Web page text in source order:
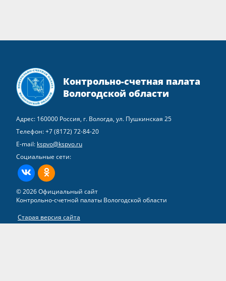
Контрольно-счетная палата
Вологодской области
Адрес: 160000 Россия, г. Вологда, ул. Пушкинская 25
Телефон:+7 (8172) 72-84-20
E-mail: kspvo@kspvo.ru
Социальные сети:
ВКонтактеОдноклассники
© 2026 Официальный сайт
Контрольно-счетной палаты Вологодской области
Старая версия сайта